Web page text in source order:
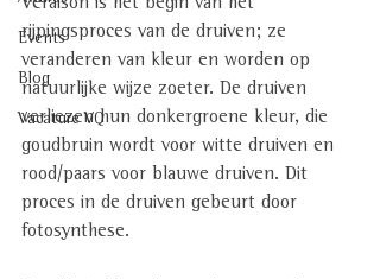
Events
Blog
Vacature VQ
Veraison is het begin van het
rijpingsproces van de druiven; ze
veranderen van kleur en worden op
natuurlijke wijze zoeter. De druiven
verliezen hun donkergroene kleur, die
goudbruin wordt voor witte druiven en
rood/paars voor blauwe druiven. Dit
proces in de druiven gebeurt door
fotosynthese.